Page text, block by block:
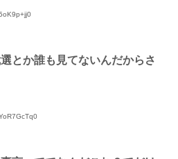
とか誰も見てないんだからさ